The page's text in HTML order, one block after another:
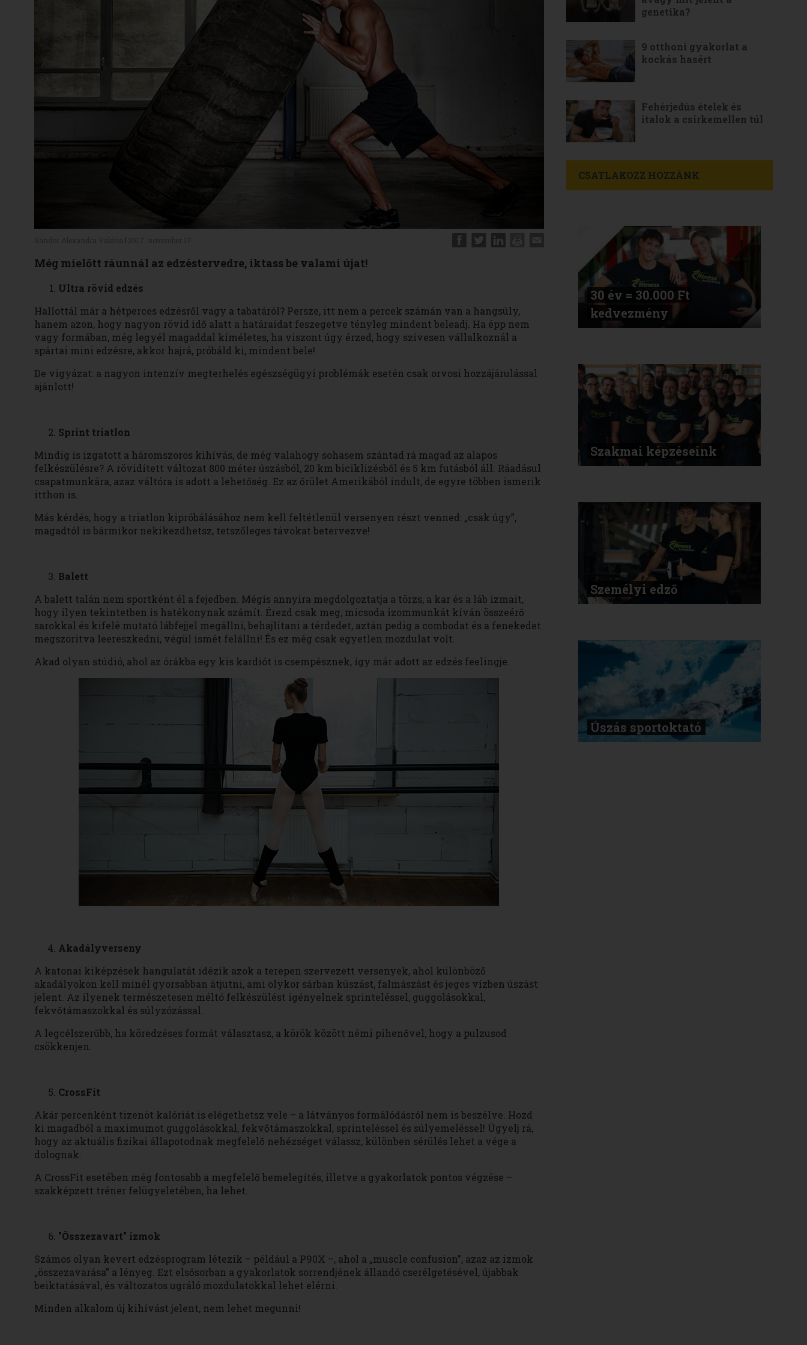
Még mielőtt ráunnál az edzéstervedre, iktass be valami újat!
Ultra rövid edzés
Hallottál már a hétperces edzésről vagy a tabatáról? Persze, itt nem a percek számán van a hangsúly,
hanem azon, hogy nagyon rövid idő alatt a határaidat feszegetve tényleg mindent beleadj. Ha épp nem
vagy formában, még legyél magaddal kíméletes, ha viszont úgy érzed, hogy szívesen vállalkoznál a
spártai mini edzésre, akkor hajrá, próbáld ki, mindent bele!
De vigyázat: a nagyon intenzív megterhelés egészségügyi problémák esetén csak orvosi hozzájárulással
ajánlott!
Sprint triatlon
Mindig is izgatott a háromszoros kihívás, de még valahogy sohasem szántad rá magad az alapos
felkészülésre? A rövidített változat 800 méter úszásból, 20 km biciklizésből és 5 km futásból áll. Ráadásul
csapatmunkára, azaz váltóra is adott a lehetőség. Ez az őrület Amerikából indult, de egyre többen ismerik
itthon is.
Más kérdés, hogy a triatlon kipróbálásához nem kell feltétlenül versenyen részt venned: „csak úgy”,
magadtól is bármikor nekikezdhetsz, tetszőleges távokat betervezve!
Balett
A balett talán nem sportként él a fejedben. Mégis annyira megdolgoztatja a törzs, a kar és a láb izmait,
hogy ilyen tekintetben is hatékonynak számít. Érezd csak meg, micsoda izommunkát kíván összeérő
sarokkal és kifelé mutató lábfejjel megállni, behajlítani a térdedet, aztán pedig a combodat és a fenekedet
megszorítva leereszkedni, végül ismét felállni! És ez még csak egyetlen mozdulat volt.
Akad olyan stúdió, ahol az órákba egy kis kardiót is csempésznek, így már adott az edzés feelingje.
Akadályverseny
A katonai kiképzések hangulatát idézik azok a terepen szervezett versenyek, ahol különböző
akadályokon kell minél gyorsabban átjutni, ami olykor sárban kúszást, falmászást és jeges vízben úszást
jelent. Az ilyenek természetesen méltó felkészülést igényelnek sprinteléssel, guggolásokkal,
fekvőtámaszokkal és súlyzózással.
A legcélszerűbb, ha köredzéses formát választasz, a körök között némi pihenővel, hogy a pulzusod
csökkenjen.
CrossFit
Akár percenként tizenöt kalóriát is elégethetsz vele – a látványos formálódásról nem is beszélve. Hozd
ki magadból a maximumot guggolásokkal, fekvőtámaszokkal, sprinteléssel és súlyemeléssel! Ügyelj rá,
hogy az aktuális fizikai állapotodnak megfelelő nehézséget válassz, különben sérülés lehet a vége a
dolognak.
A CrossFit esetében még fontosabb a megfelelő bemelegítés, illetve a gyakorlatok pontos végzése –
szakképzett tréner felügyeletében, ha lehet.
"Összezavart" izmok
Számos olyan kevert edzésprogram létezik – például a P90X –, ahol a „muscle confusion”, azaz az izmok
„összezavarása” a lényeg. Ezt elsősorban a gyakorlatok sorrendjének állandó cserélgetésével, újabbak
beiktatásával, és változatos ugráló mozdulatokkal lehet elérni.
Minden alkalom új kihívást jelent, nem lehet megunni!
genetika?
9 otthoni gyakorlat a
kockás hasért
Fehérjedús ételek és
italok a csirkemellen túl
CSATLAKOZZ HOZZÁNK
30 év = 30.000 Ft
kedvezmény
Szakmai képzéseink
Személyi edző
Úszás sportoktató